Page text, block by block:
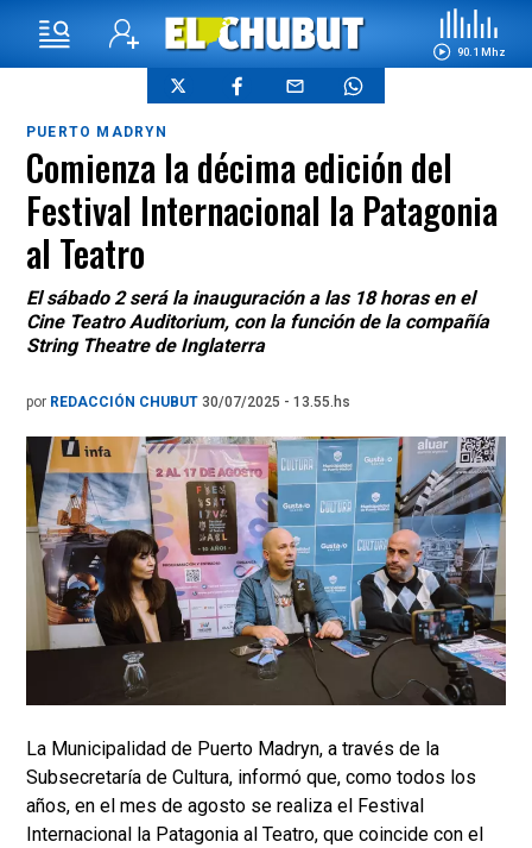
90.1 Mhz
PUERTO MADRYN
Comienza la décima edición del
Festival Internacional la Patagonia
al Teatro
El sábado 2 será la inauguración a las 18 horas en el
Cine Teatro Auditorium, con la función de la compañía
String Theatre de Inglaterra
por REDACCIÓN CHUBUT 30/07/2025 - 13.55.hs
La Municipalidad de Puerto Madryn, a través de la
Subsecretaría de Cultura, informó que, como todos los
años, en el mes de agosto se realiza el Festival
Internacional la Patagonia al Teatro, que coincide con el